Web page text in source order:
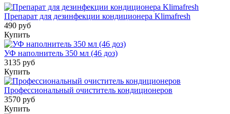
Препарат для дезинфекции кондиционера Klimafresh
490 руб
Купить
УФ наполнитель 350 мл (46 доз)
3135 руб
Купить
Профессиональный очиститель кондиционеров
3570 руб
Купить